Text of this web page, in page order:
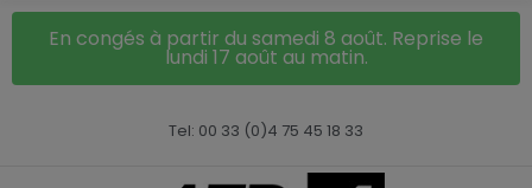
En congés à partir du samedi 8 août. Reprise le
lundi 17 août au matin.
Tel: 00 33 (0)4 75 45 18 33